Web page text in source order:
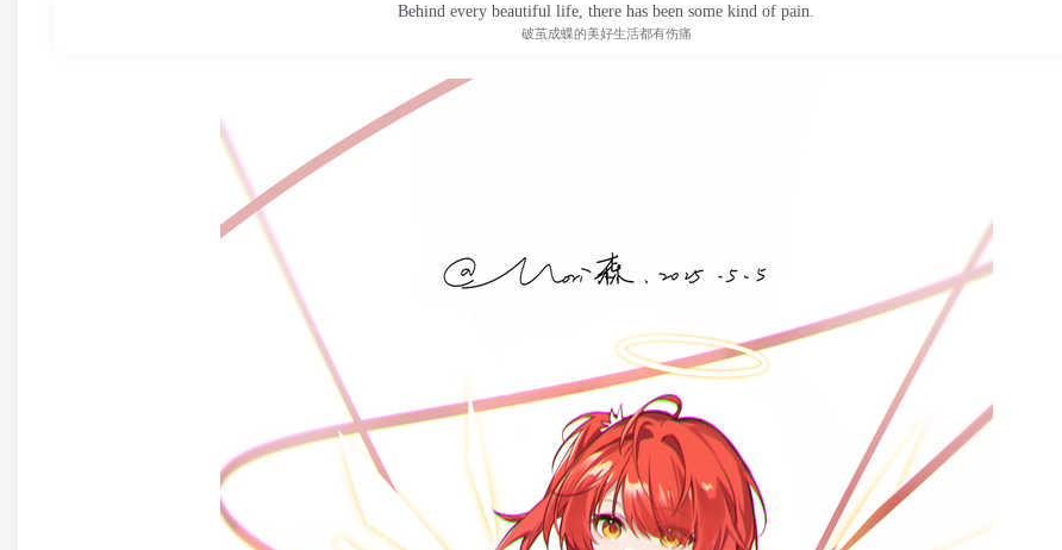
Behind every beautiful life, there has been some kind of pain.
破茧成蝶的美好生活都有伤痛